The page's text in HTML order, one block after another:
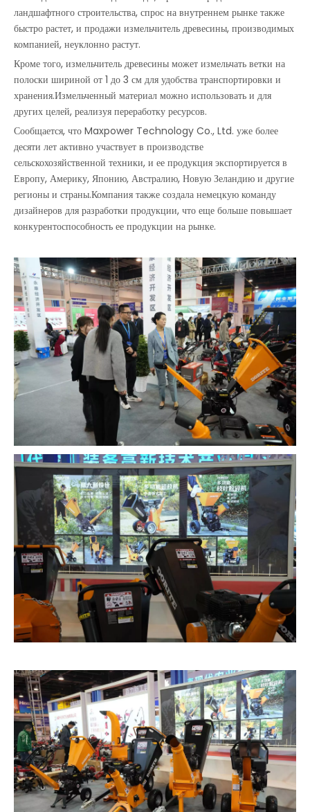
ландшафтного строительства, спрос на внутреннем рынке также
быстро растет, и продажи измельчитель древесины, производимых
компанией, неуклонно растут.
Кроме того, измельчитель древесины может измельчать ветки на
полоски шириной от 1 до 3 см для удобства транспортировки и
хранения.Измельченный материал можно использовать и для
других целей, реализуя переработку ресурсов.
Сообщается, что Maxpower Technology Co., Ltd. уже более
десяти лет активно участвует в производстве
сельскохозяйственной техники, и ее продукция экспортируется в
Европу, Америку, Японию, Австралию, Новую Зеландию и другие
регионы и страны.Компания также создала немецкую команду
дизайнеров для разработки продукции, что еще больше повышает
конкурентоспособность ее продукции на рынке.